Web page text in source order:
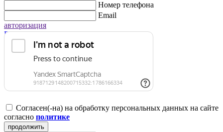
Номер телефона
Email
авторизация
Регистрация для юридических лиц
Согласен(-на) на обработку персональных данных на сайте
согласно политике
продолжить